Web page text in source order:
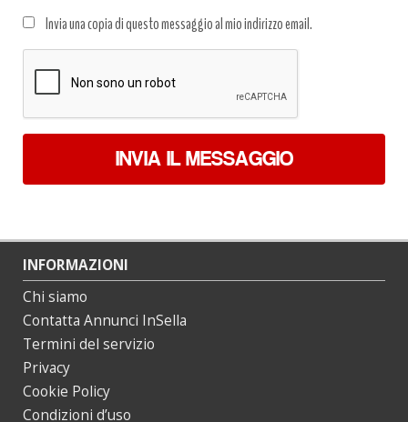
dati
*
Invia una copia di questo messaggio al mio indirizzo email.
INVIA IL MESSAGGIO
INFORMAZIONI
Chi siamo
Contatta Annunci InSella
Termini del servizio
Privacy
Cookie Policy
Condizioni d’uso